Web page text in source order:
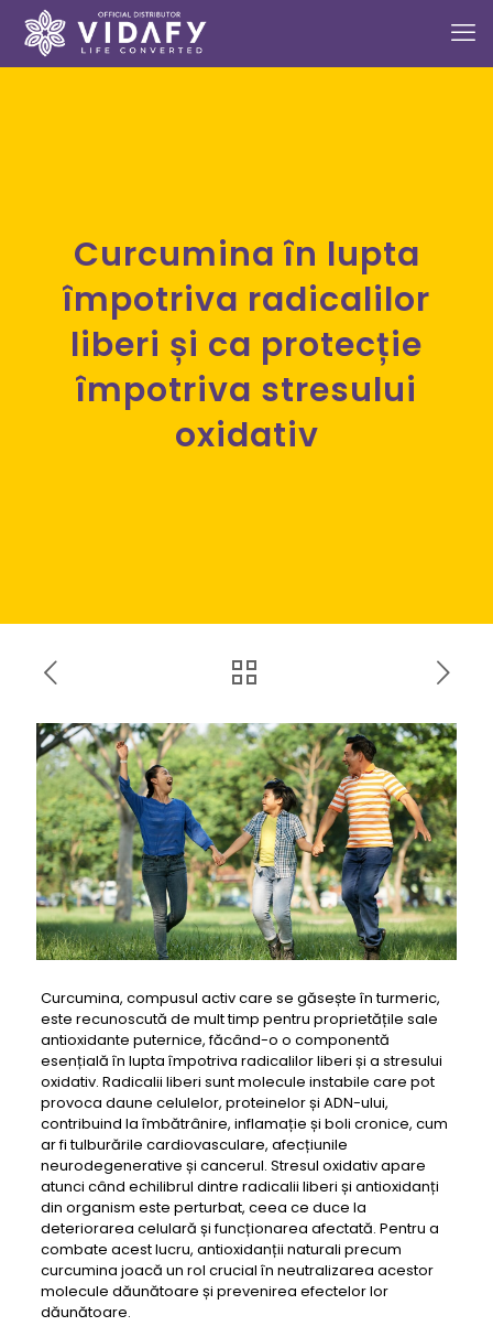
Curcumina în lupta
împotriva radicalilor
liberi și ca protecție
împotriva stresului
oxidativ
Curcumina, compusul activ care se găsește în turmeric,
este recunoscută de mult timp pentru proprietățile sale
antioxidante puternice, făcând-o o componentă
esențială în lupta împotriva radicalilor liberi și a stresului
oxidativ. Radicalii liberi sunt molecule instabile care pot
provoca daune celulelor, proteinelor și ADN-ului,
contribuind la îmbătrânire, inflamație și boli cronice, cum
ar fi tulburările cardiovasculare, afecțiunile
neurodegenerative și cancerul. Stresul oxidativ apare
atunci când echilibrul dintre radicalii liberi și antioxidanți
din organism este perturbat, ceea ce duce la
deteriorarea celulară și funcționarea afectată. Pentru a
combate acest lucru, antioxidanții naturali precum
curcumina joacă un rol crucial în neutralizarea acestor
molecule dăunătoare și prevenirea efectelor lor
dăunătoare.